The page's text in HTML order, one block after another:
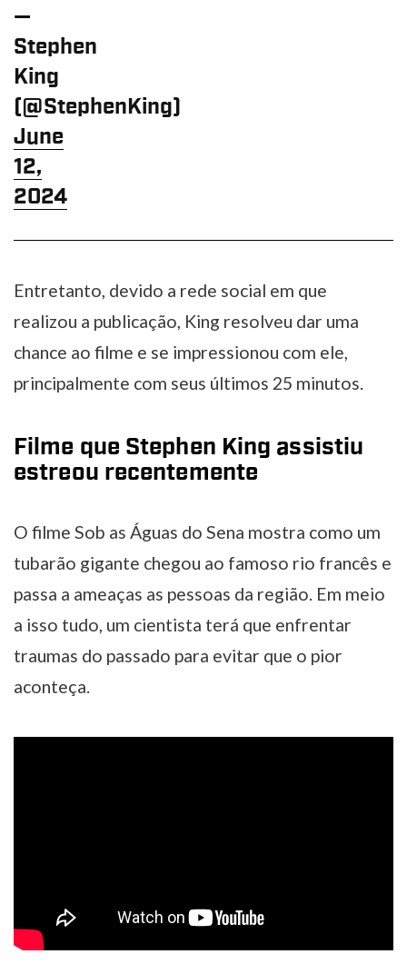
—
Stephen
King
(@StephenKing)
June
12,
2024
Entretanto, devido a rede social em que
realizou a publicação, King resolveu dar uma
chance ao filme e se impressionou com ele,
principalmente com seus últimos 25 minutos.
Filme que Stephen King assistiu
estreou recentemente
O filme Sob as Águas do Sena mostra como um
tubarão gigante chegou ao famoso rio francês e
passa a ameaças as pessoas da região. Em meio
a isso tudo, um cientista terá que enfrentar
traumas do passado para evitar que o pior
aconteça.